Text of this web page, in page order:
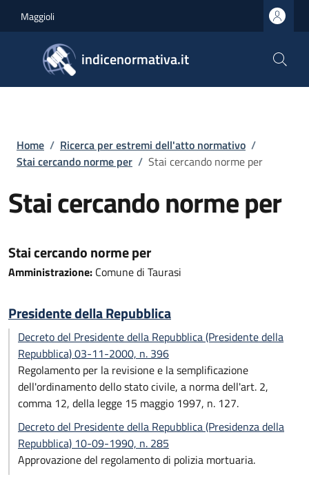
Maggioli
indicenormativa.it
Briciole di pane
Home / Ricerca per estremi dell'atto normativo /
Stai cercando norme per / Stai cercando norme per
Stai cercando norme per
Stai cercando norme per
Amministrazione: Comune di Taurasi
Presidente della Repubblica
Decreto del Presidente della Repubblica (Presidente della
Repubblica) 03-11-2000, n. 396
Regolamento per la revisione e la semplificazione
dell'ordinamento dello stato civile, a norma dell'art. 2,
comma 12, della legge 15 maggio 1997, n. 127.
Decreto del Presidente della Repubblica (Presidenza della
Repubblica) 10-09-1990, n. 285
Approvazione del regolamento di polizia mortuaria.